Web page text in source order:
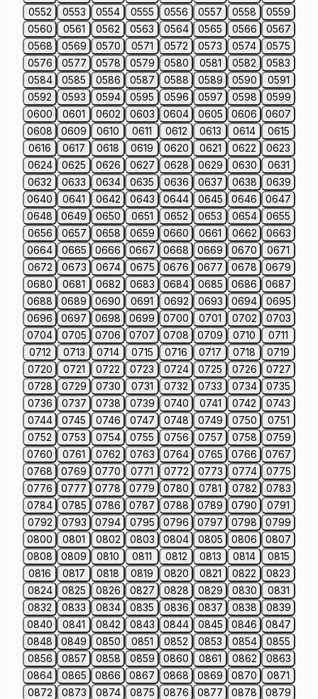
0552
0553 0554 0555 0556 0557 0558
0559
0560
0561 0562 0563 0564 0565 0566
0567
0568
0569 0570 0571 0572 0573 0574
0575
0576
0577 0578 0579 0580 0581 0582
0583
0584
0585 0586 0587 0588 0589 0590
0591
0592
0593 0594 0595 0596 0597 0598
0599
0600
0601 0602 0603 0604 0605 0606
0607
0608
0609 0610 0611 0612 0613 0614
0615
0616
0617 0618 0619 0620 0621 0622
0623
0624
0625 0626 0627 0628 0629 0630
0631
0632
0633 0634 0635 0636 0637 0638
0639
0640
0641 0642 0643 0644 0645 0646
0647
0648
0649 0650 0651 0652 0653 0654
0655
0656
0657 0658 0659 0660 0661 0662
0663
0664
0665 0666 0667 0668 0669 0670
0671
0672
0673 0674 0675 0676 0677 0678
0679
0680
0681 0682 0683 0684 0685 0686
0687
0688
0689 0690 0691 0692 0693 0694
0695
0696
0697 0698 0699 0700 0701 0702
0703
0704
0705 0706 0707 0708 0709 0710
0711
0712
0713 0714 0715 0716 0717 0718
0719
0720
0721 0722 0723 0724 0725 0726
0727
0728
0729 0730 0731 0732 0733 0734
0735
0736
0737 0738 0739 0740 0741 0742
0743
0744
0745 0746 0747 0748 0749 0750
0751
0752
0753 0754 0755 0756 0757 0758
0759
0760
0761 0762 0763 0764 0765 0766
0767
0768
0769 0770 0771 0772 0773 0774
0775
0776
0777 0778 0779 0780 0781 0782
0783
0784
0785 0786 0787 0788 0789 0790
0791
0792
0793 0794 0795 0796 0797 0798
0799
0800
0801 0802 0803 0804 0805 0806
0807
0808
0809 0810 0811 0812 0813 0814
0815
0816
0817 0818 0819 0820 0821 0822
0823
0824
0825 0826 0827 0828 0829 0830
0831
0832
0833 0834 0835 0836 0837 0838
0839
0840
0841 0842 0843 0844 0845 0846
0847
0848
0849 0850 0851 0852 0853 0854
0855
0856
0857 0858 0859 0860 0861 0862
0863
0864
0865 0866 0867 0868 0869 0870
0871
0872
0873 0874 0875 0876 0877 0878
0879